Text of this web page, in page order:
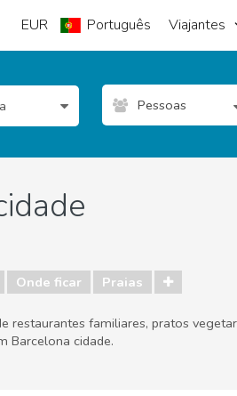
EUR Português Viajantes
Pessoas
Onde ficar Praias
restaurantes familiares, pratos
Barcelona cidade.